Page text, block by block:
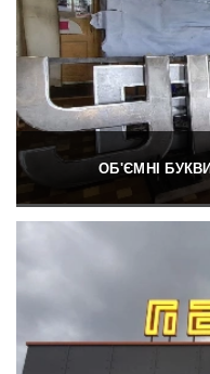
ОБ'ЄМНІ